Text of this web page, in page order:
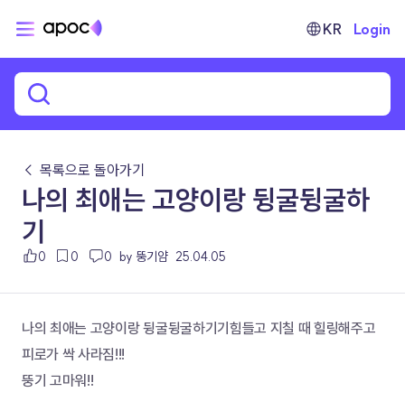
KR Login
← 목록으로 돌아가기
나의 최애는 고양이랑 뒹굴뒹굴하
기
0 0 0 by 뚱기얌 25.04.05
나의 최애는 고양이랑 뒹굴뒹굴하기기힘들고 지칠 때 힐링해주고
피로가 싹 사라짐!!!
뚱기 고마워!!